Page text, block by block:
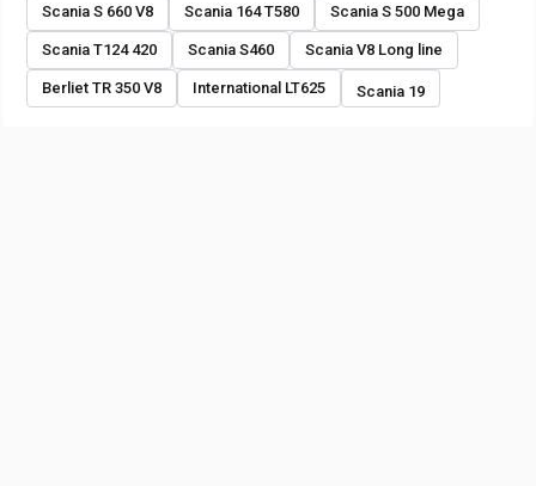
Scania S 660 V8 Scania 164 T580 Scania S 500 Mega
Scania T124 420 Scania S460 Scania V8 Long line
Berliet TR 350 V8 International LT625 Scania 19